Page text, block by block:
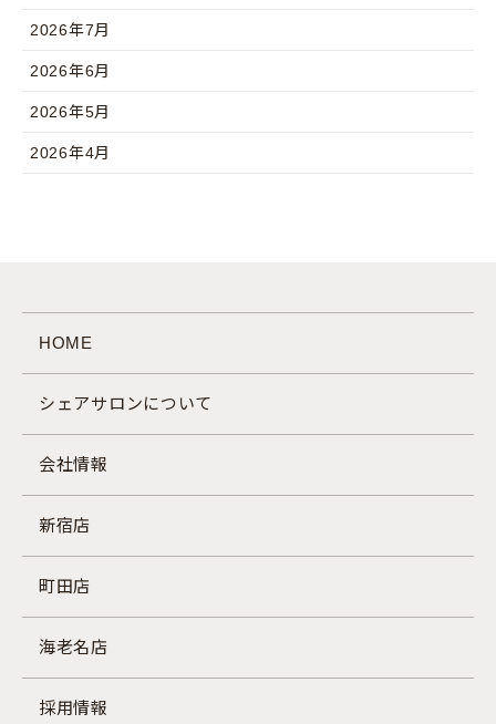
2026年7月
2026年6月
2026年5月
2026年4月
HOME
シェアサロンについて
会社情報
新宿店
町田店
海老名店
採用情報